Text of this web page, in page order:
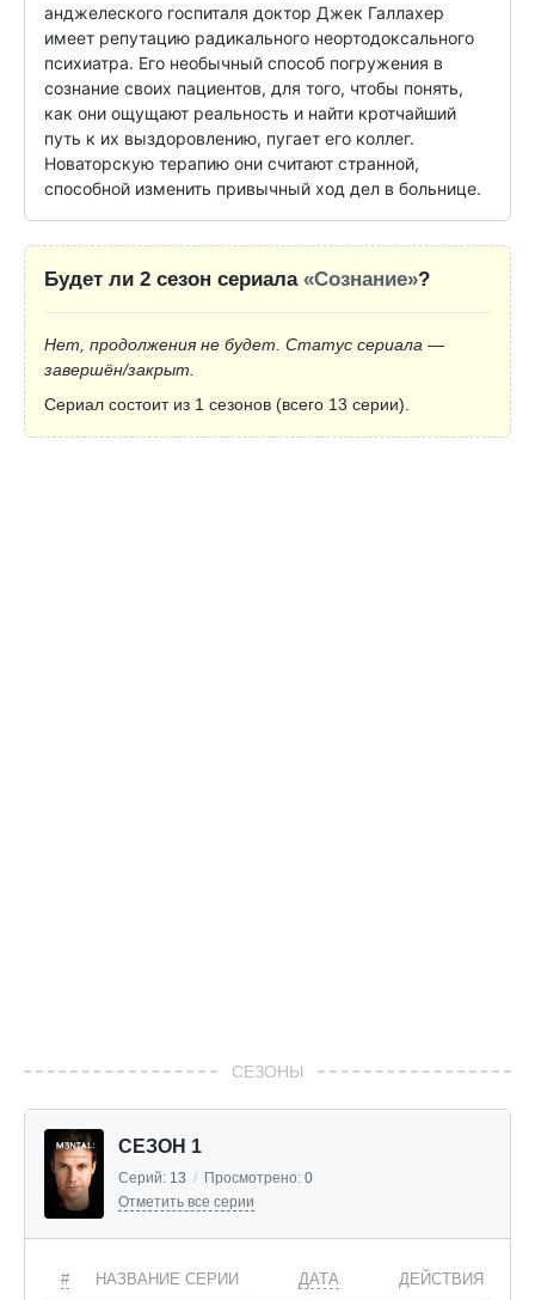
анджелеского госпиталя доктор Джек Галлахер
имеет репутацию радикального неортодоксального
психиатра. Его необычный способ погружения в
сознание своих пациентов, для того, чтобы понять,
как они ощущают реальность и найти кротчайший
путь к их выздоровлению, пугает его коллег.
Новаторскую терапию они считают странной,
способной изменить привычный ход дел в больнице.
Будет ли 2 сезон сериала «Сознание»?
Нет, продолжения не будет. Статус сериала —
завершён/закрыт.
Сериал состоит из 1 сезонов (всего 13 серии).
СЕЗОНЫ
СЕЗОН 1
Серий: 13 / Просмотрено: 0
Отметить все серии
# НАЗВАНИЕ СЕРИИ ДАТА ДЕЙСТВИЯ